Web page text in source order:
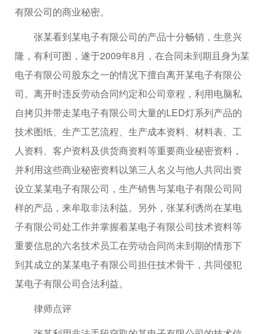
有限公司的商业秘密。
张某看到某电子有限公司的产品十分畅销，生意兴
隆，有利可图，遂于2009年8月，在合同未到期且身为某
电子有限公司股东之一的情况下擅自离开某电子有限公
司。离开时违反劳动合同约定和公司章程，利用电脑私
自拷贝并带走某电子有限公司大量的LED灯系列产品的
技术图纸、生产工艺流程、生产成本资料、材料表、工
人资料、客户资料及供货商资料等重要商业秘密资料，
并利用这些商业秘密资料以第三人名义与他人共同出资
设立某某电子有限公司，生产销售与某电子有限公司同
样的产品，来牟取非法利益。另外，张某利诱尚在某电
子有限公司处工作并掌握着某电子有限公司技术资料等
重要信息的六名技术员工在劳动合同尚未到期的情形下
到其成立的某某电子有限公司担任技术骨干，共同侵犯
某电子有限公司合法利益。
律师点评